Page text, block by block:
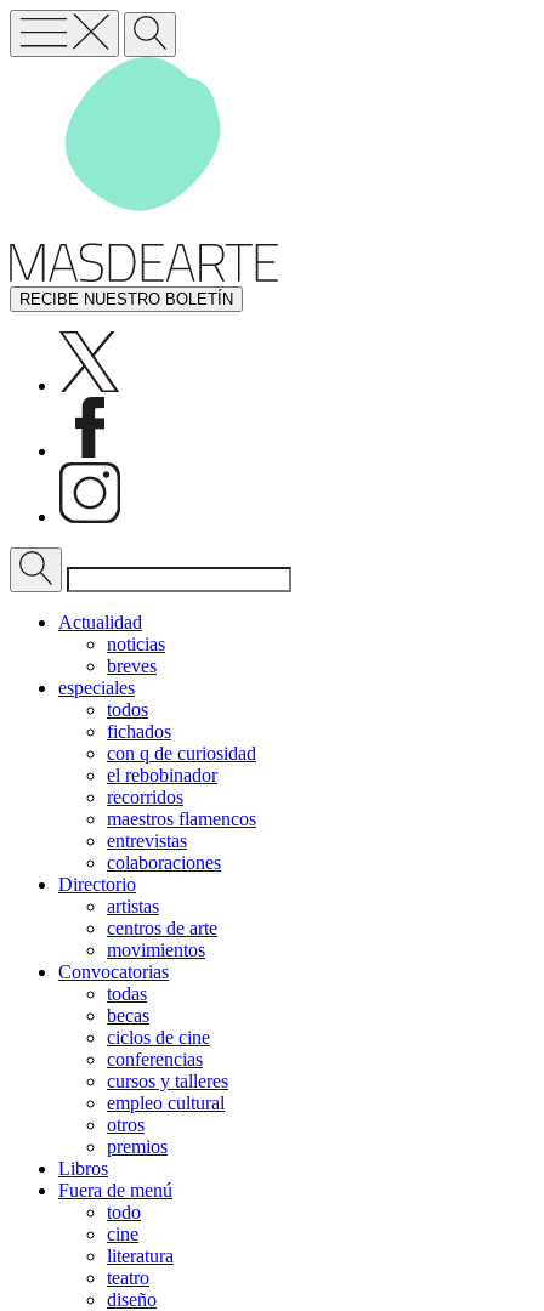
RECIBE NUESTRO BOLETÍN
Actualidad
noticias
breves
especiales
todos
fichados
con q de curiosidad
el rebobinador
recorridos
maestros flamencos
entrevistas
colaboraciones
Directorio
artistas
centros de arte
movimientos
Convocatorias
todas
becas
ciclos de cine
conferencias
cursos y talleres
empleo cultural
otros
premios
Libros
Fuera de menú
todo
cine
literatura
teatro
diseño